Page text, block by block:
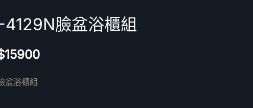
臉盆浴櫃組
15900
盆浴櫃組